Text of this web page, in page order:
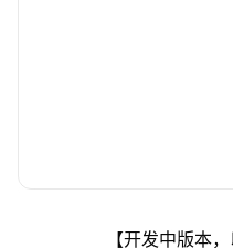
【开发中版本